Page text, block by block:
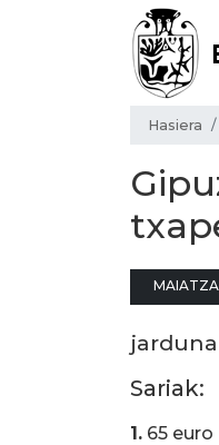
Hasiera
MAIATZA
Sariak:
1. 65 euro